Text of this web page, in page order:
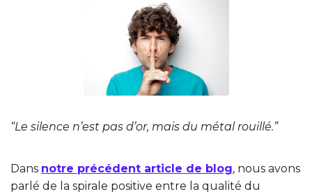
“Le silence n’est pas d’or, mais du métal rouillé.”
Dans notre précédent article de blog, nous avons
parlé de la spirale positive entre la qualité du